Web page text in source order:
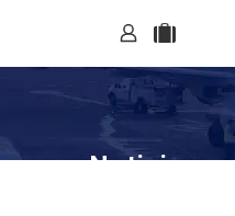
Noticias